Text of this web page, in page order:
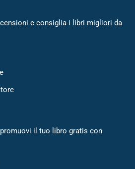
e consiglia i libri migliori da
il tuo libro gratis con